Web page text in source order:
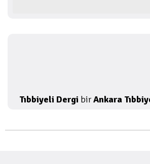
Tıbbiyeli Dergi birAnkara